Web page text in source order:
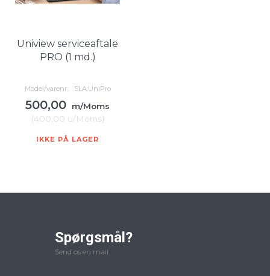
Uniview serviceaftale
PRO (1 md.)
Model/varenr.: SLA:UniPro
500,00
m/Moms
(400,00 u/Moms)
IKKE PÅ LAGER
Spørgsmål?
Send os en mail